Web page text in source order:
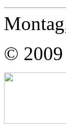
© 2009